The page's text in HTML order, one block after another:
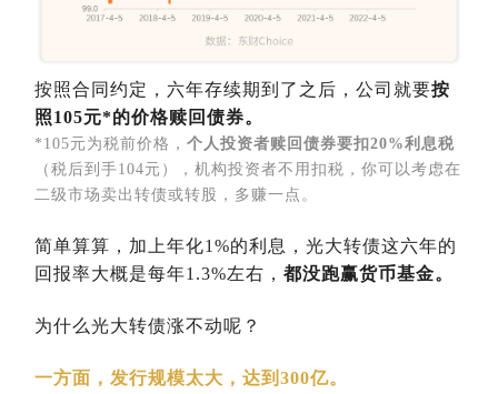
按照合同约定，六年存续期到了之后，公司就要按
照105元*的价格赎回债券。
*105元为税前价格， 个人投资者赎回债券要扣20%利息税
（税后到手104元），机构投资者不用扣税，你可以考虑在
二级市场卖出转债或转股，多赚一点。
简单算算，加上年化1%的利息，光大转债这六年的
回报率大概是每年1.3%左右， 都没跑赢货币基金。
为什么光大转债涨不动呢？
一方面，发行规模太大，达到300亿。